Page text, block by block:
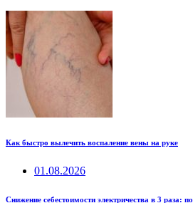
Как быстро вылечить воспаление вены на руке
01.08.2026
Снижение себестоимости электричества в 3 раза: